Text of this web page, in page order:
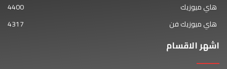
هاي ميوزيك
4400
هاي ميوزيك فن
4317
اشهر الاقسام